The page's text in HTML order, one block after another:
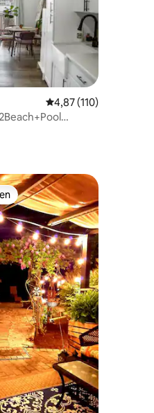
5, 179 recensies
Gemiddelde
4,87 (110)
5, 108 recensies